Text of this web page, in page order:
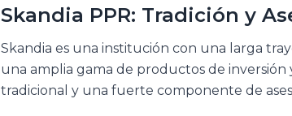
Skandia PPR: Tradición y
Skandia es una institución con una larga
una amplia gama de productos de
tradicional y una fuerte componente de